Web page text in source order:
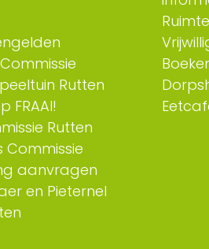
Rutten
FRAAI!
Rutten
Commissie
aanvragen
en Pieternel